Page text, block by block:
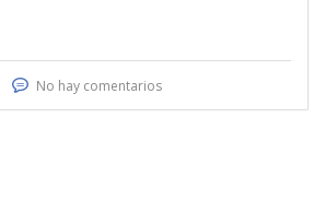
No hay comentarios